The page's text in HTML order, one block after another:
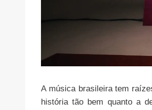
A música brasileira tem
história tão bem quanto a